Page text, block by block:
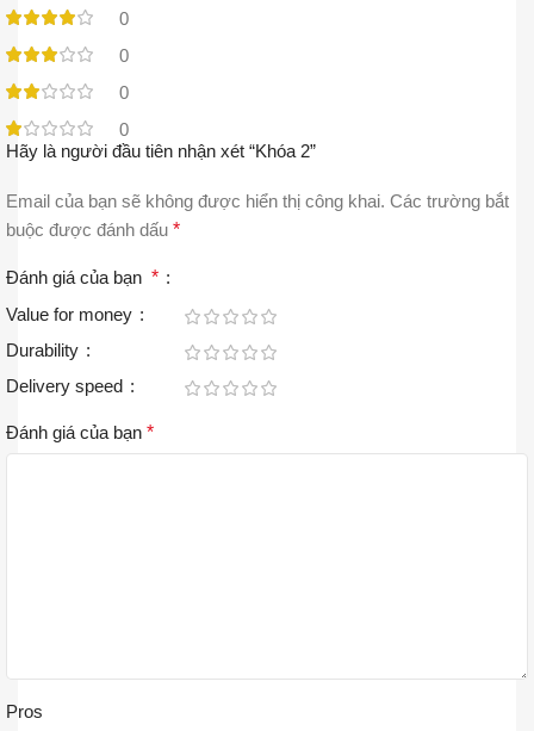
0
0
0
0
Hãy là người đầu tiên nhận xét “Khóa 2”
Email của bạn sẽ không được hiển thị công khai. Các trường bắt
buộc được đánh dấu *
Đánh giá của bạn *
Value for money
Durability
Delivery speed
Đánh giá của bạn *
Pros